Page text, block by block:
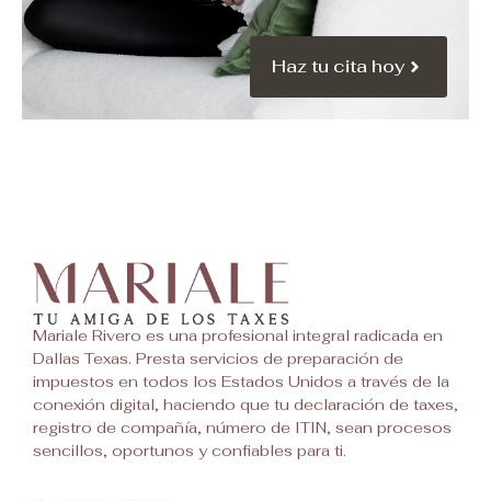
Haz tu cita hoy
Mariale Rivero es una profesional integral radicada en
Dallas Texas. Presta servicios de preparación de
impuestos en todos los Estados Unidos a través de la
conexión digital, haciendo que tu declaración de taxes,
registro de compañía, número de ITIN, sean procesos
sencillos, oportunos y confiables para ti.